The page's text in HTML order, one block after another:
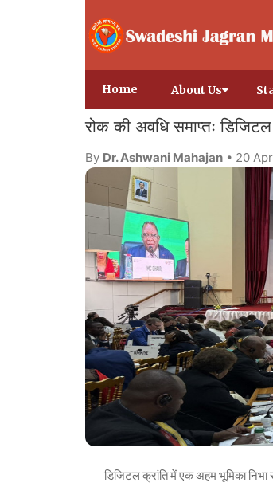
Home About Us
रोक की अवधि समाप्तः
By Dr. Ashwani Mahajan • 20
डिजिटल क्रांति में एक अहम भूमिका